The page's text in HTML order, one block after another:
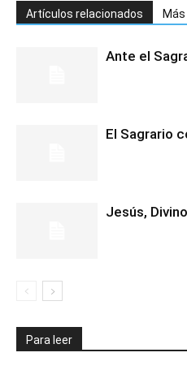
Artículos relacionados
Ante el
El Sagrario
Jesús,
Para leer